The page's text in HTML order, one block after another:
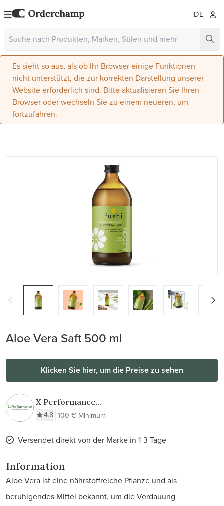
DE
Es sieht so aus, als ob Ihr Browser einige Funktionen
nicht unterstützt, die zur korrekten Darstellung unserer
Website erforderlich sind. Bitte aktualisieren Sie Ihren
Browser oder wechseln Sie zu einem neueren, um
fortzufahren.
Aloe Vera Saft 500 ml
Klicken Sie hier, um die Preise zu sehen
X Performance
B.V.4.8 100 € Minimum
Versendet direkt von der Marke in 1-3 Tage
Information
Aloe Vera ist eine nährstoffreiche Pflanze und als
beruhigendes Mittel bekannt, um die Verdauung